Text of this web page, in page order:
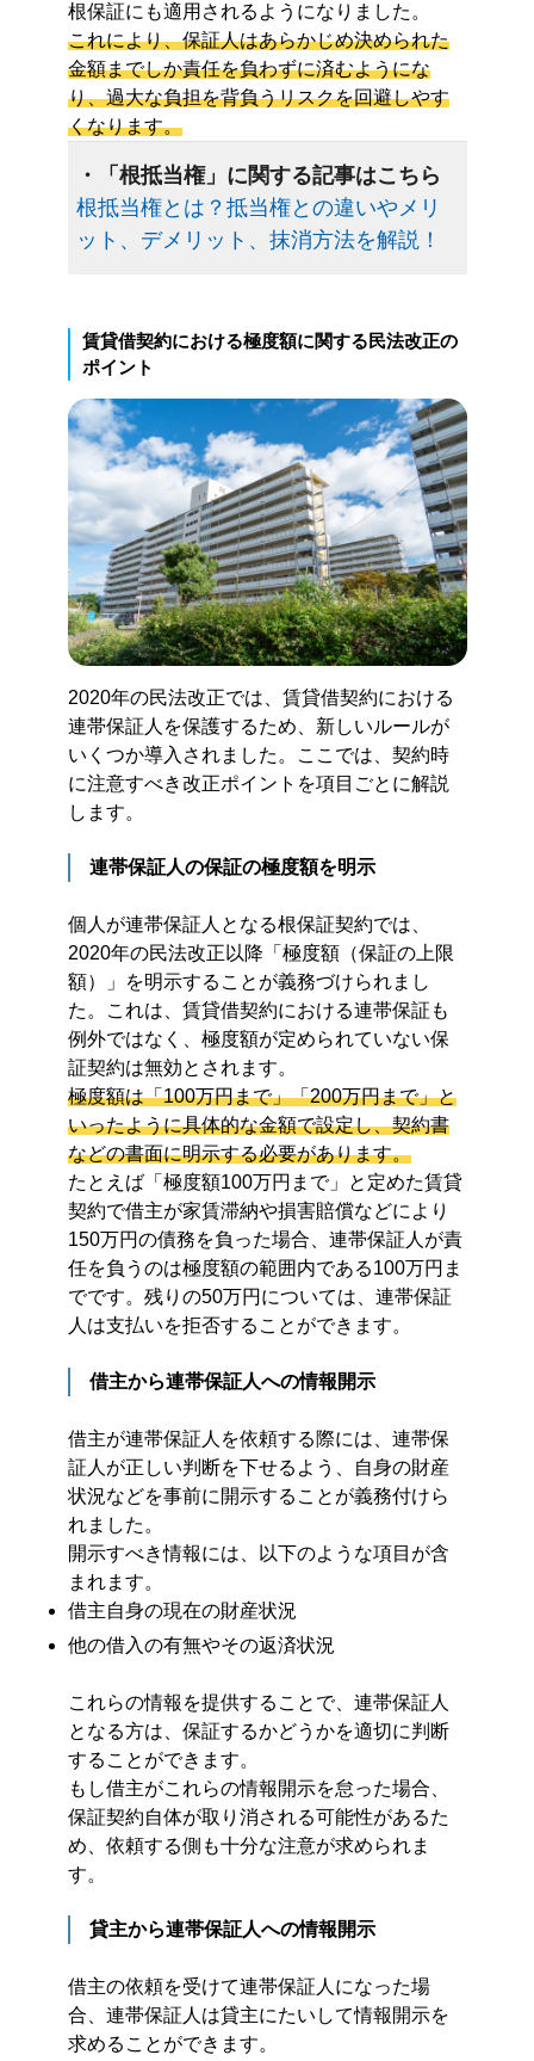
根保証にも適用されるようになりました。
これにより、保証人はあらかじめ決められた
金額までしか責任を負わずに済むようにな
り、過大な負担を背負うリスクを回避しやす
くなります。
・「根抵当権」に関する記事はこちら
根抵当権とは？抵当権との違いやメリ
ット、デメリット、抹消方法を解説！
賃貸借契約における極度額に関する民法改正の
ポイント
2020年の民法改正では、賃貸借契約における
連帯保証人を保護するため、新しいルールが
いくつか導入されました。ここでは、契約時
に注意すべき改正ポイントを項目ごとに解説
します。
連帯保証人の保証の極度額を明示
個人が連帯保証人となる根保証契約では、
2020年の民法改正以降「極度額（保証の上限
額）」を明示することが義務づけられまし
た。これは、賃貸借契約における連帯保証も
例外ではなく、極度額が定められていない保
証契約は無効とされます。
極度額は「100万円まで」「200万円まで」と
いったように具体的な金額で設定し、契約書
などの書面に明示する必要があります。
たとえば「極度額100万円まで」と定めた賃貸
契約で借主が家賃滞納や損害賠償などにより
150万円の債務を負った場合、連帯保証人が責
任を負うのは極度額の範囲内である100万円ま
でです。残りの50万円については、連帯保証
人は支払いを拒否することができます。
借主から連帯保証人への情報開示
借主が連帯保証人を依頼する際には、連帯保
証人が正しい判断を下せるよう、自身の財産
状況などを事前に開示することが義務付けら
れました。
開示すべき情報には、以下のような項目が含
まれます。
借主自身の現在の財産状況
他の借入の有無やその返済状況
これらの情報を提供することで、連帯保証人
となる方は、保証するかどうかを適切に判断
することができます。
もし借主がこれらの情報開示を怠った場合、
保証契約自体が取り消される可能性があるた
め、依頼する側も十分な注意が求められま
す。
貸主から連帯保証人への情報開示
借主の依頼を受けて連帯保証人になった場
合、連帯保証人は貸主にたいして情報開示を
求めることができます。